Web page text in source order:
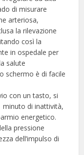
di misurare
arteriosa,
la rilevazione
così la
in ospedale per
salute
schermo è di facile
con un tasto, si
minuto di inattività,
energetico.
pressione
dell’impulso di